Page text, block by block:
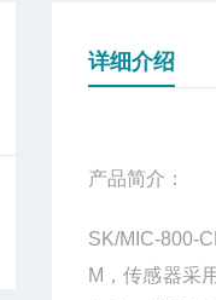
详细介绍
产品简介：
SK/MIC-800-
M，传感器采